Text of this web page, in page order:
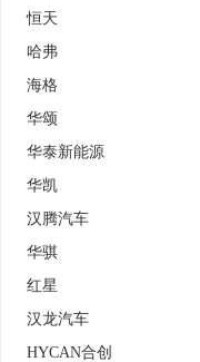
恒天
哈弗
海格
华颂
华泰新能源
华凯
汉腾汽车
华骐
红星
汉龙汽车
HYCAN合创